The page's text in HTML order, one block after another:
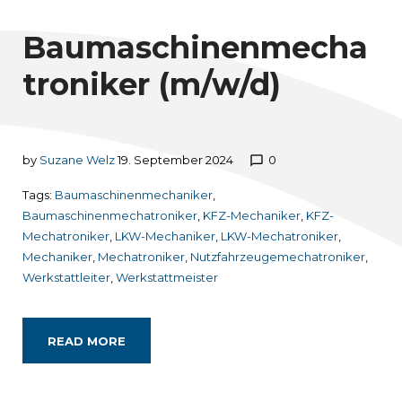
Baumaschinenmecha
troniker (m/w/d)
by Suzane Welz19. September 2024 chat_bubble_outline 0
Tags: Baumaschinenmechaniker
Baumaschinenmechatroniker KFZ-Mechaniker KFZ-
Mechatroniker LKW-Mechaniker LKW-Mechatroniker
Mechaniker Mechatroniker Nutzfahrzeugemechatroniker
Werkstattleiter Werkstattmeister
READ MORE